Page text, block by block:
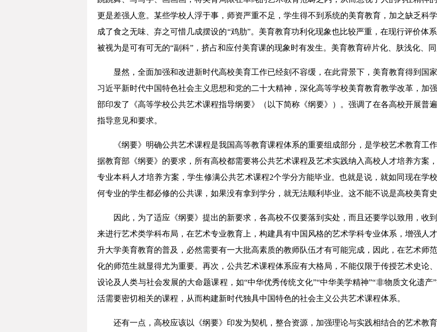
更是差强人意。某些学校人浮于事，师资严重不足，学生得不到系统的美育教育，加之缺乏科
成了食之无味、弃之可惜几成摆设的“鸡肋”。美育教育功利化现象也比较严重，在现行评价体
被视为是可有可无的“副科”，挤占和应付美育课的现象时有发生。美育教育碎片化、肤浅化、同
显然，全面加强和改进新时代高校美育工作已经刻不容缓，在此背景下，美育教育得到国
习近平新时代中国特色社会主义思想和党的二十大精神，深化高等学校美育教育教学改革，加
部印发了《高等学校公共艺术课程指导纲要》（以下简称《纲要》）。强调了在各高校开展普
指导意见和要求。
《纲要》明确公共艺术课程是我国高等教育课程体系的重要组成部分，是学校艺术教育工
据教育部《纲要》的要求，所有高校都需要将公共艺术课程及艺术实践纳入高校人才培养方案
专业本科人才培养方案，学生修满公共艺术课程2个学分方能毕业。也就是说，就如同现在学
何专业的学生都必修的公共课，如果没有拿到学分，就无法顺利毕业。这不能不说是高校美育史
因此，为了适应《纲要》提出的新要求，各高校不仅要落到实处，而且还要学以致用，收
来进行艺术类学科布局，在艺术专业教育上，构建具有中国风格的艺术学科专业体系，增强人
升大学美育教育的普及，必然需要有一大批高素质的教师队伍才有可能完成，因此，在艺术师
化的师范生就显得尤为重要。再次，公共艺术课程体系应有大格局，不能仅限于传授艺术史论
设论及人类与社会发展的大命题课程，如“中华优秀传统文化”“中华美学精神”“非物质文化遗
活需要密切相关的课程，从而构建新时代独具中国特色的社会主义公共艺术课程体系。
还有一点，高校应该以《纲要》印发为契机，整合资源，加强理论与实践相结合的艺术教